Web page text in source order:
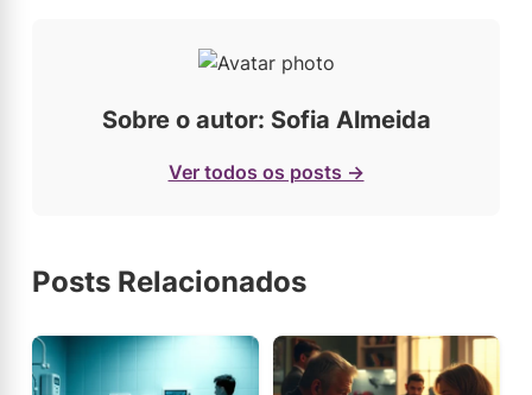
Sobre o autor: Sofia Almeida
Ver todos os posts →
Posts Relacionados